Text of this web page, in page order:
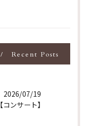
Recent Posts
2026/07/19
【コンサート】